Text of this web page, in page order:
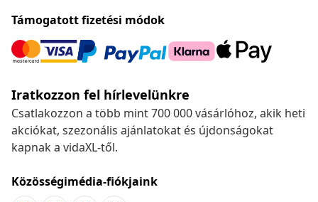
Támogatott fizetési módok
Iratkozzon fel hírlevelünkre
Csatlakozzon a több mint 700 000 vásárlóhoz, akik heti
akciókat, szezonális ajánlatokat és újdonságokat
kapnak a vidaXL-től.
Közösségimédia-fiókjaink